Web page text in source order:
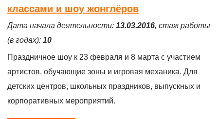
классами и шоу жонглёров
Дата начала деятельности: 13.03.2016, стаж работы
(в годах): 10
Праздничное шоу к 23 февраля и 8 марта с участием
артистов, обучающие зоны и игровая механика. Для
детских центров, школьных праздников, выпускных и
корпоративных мероприятий.